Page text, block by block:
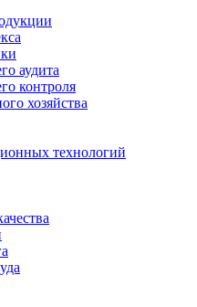
аудита
контроля
хозяйства
технологий